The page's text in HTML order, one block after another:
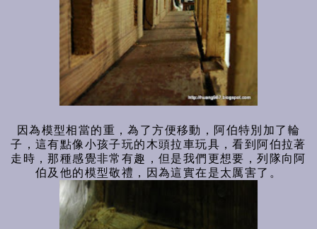
因為模型相當的重，為了方便移動，阿伯特別加了輪
子，這有點像小孩子玩的木頭拉車玩具，看到阿伯拉著
走時，那種感覺非常有趣，但是我們更想要，列隊向阿
伯及他的模型敬禮，因為這實在是太厲害了。